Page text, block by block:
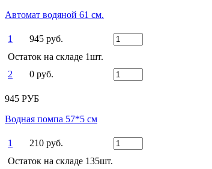
Автомат водяной 61 см.
1
945 руб.
Остаток на складе 1шт.
2
0 руб.
945 РУБ
Водная помпа 57*5 см
1
210 руб.
Остаток на складе 135шт.